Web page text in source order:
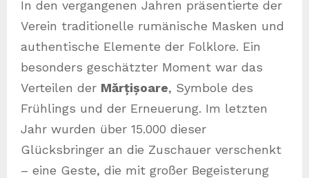
In den vergangenen Jahren präsentierte der
Verein traditionelle rumänische Masken und
authentische Elemente der Folklore. Ein
besonders geschätzter Moment war das
Verteilen der Mărțișoare, Symbole des
Frühlings und der Erneuerung. Im letzten
Jahr wurden über 15.000 dieser
Glücksbringer an die Zuschauer verschenkt
– eine Geste, die mit großer Begeisterung